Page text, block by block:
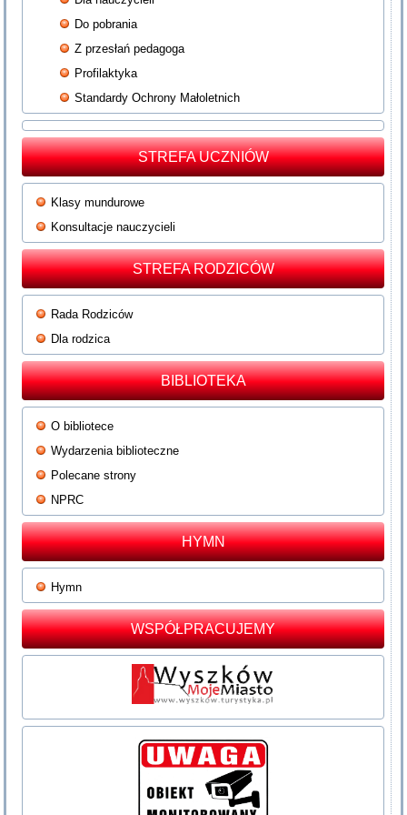
Do pobrania
Z przesłań pedagoga
Profilaktyka
Standardy Ochrony Małoletnich
STREFA UCZNIÓW
Klasy mundurowe
Konsultacje nauczycieli
STREFA RODZICÓW
Rada Rodziców
Dla rodzica
BIBLIOTEKA
O bibliotece
Wydarzenia biblioteczne
Polecane strony
NPRC
HYMN
Hymn
WSPÓŁPRACUJEMY